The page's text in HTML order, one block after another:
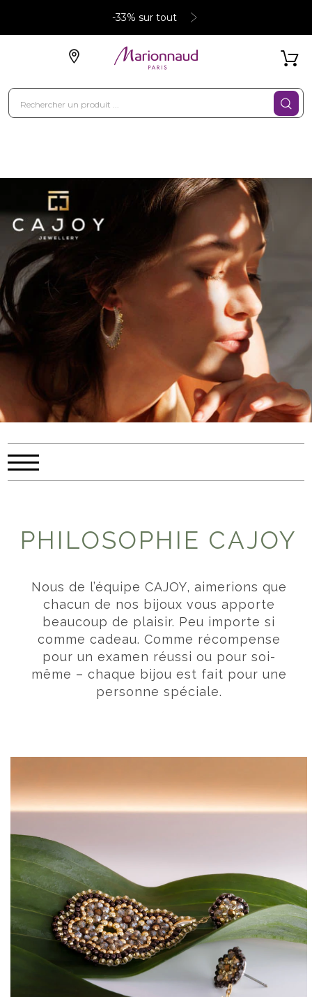
-33% sur tout
PHILOSOPHIE CAJOY
Nous de l’équipe CAJOY, aimerions que
chacun de nos bijoux vous apporte
beaucoup de plaisir. Peu importe si
comme cadeau. Comme récompense
pour un examen réussi ou pour soi-
même – chaque bijou est fait pour une
personne spéciale.